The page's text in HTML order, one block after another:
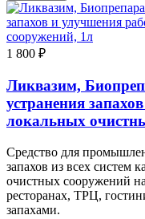
1 800 ₽
Ликвазим,
устранения
локальных
Средство для
запахов из всех систем
очистных сооружений
ресторанах, ТРЦ,
запахами.